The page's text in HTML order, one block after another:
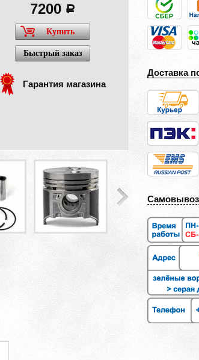
7200 a
Купить
Быстрый заказ
Гарантия магазина
Доставка